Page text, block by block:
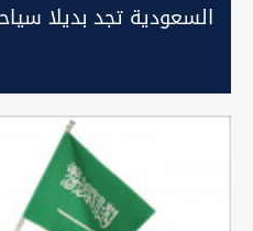
السعودية تجد بديلا